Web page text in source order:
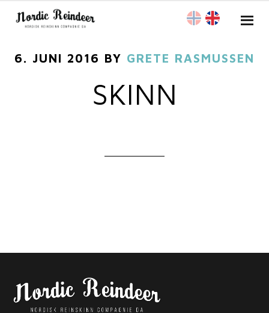
6. JUNI 2016 BY GRETE RASMUSSEN
SKINN